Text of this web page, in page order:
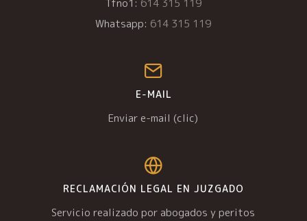
Tfno1: 614 315 119
Whatsapp: 614 315 119
E-MAIL
Enviar e-mail (clic)
RECLAMACIÓN LEGAL EN JUZGADO
Servicio realizado por abogados y peritos